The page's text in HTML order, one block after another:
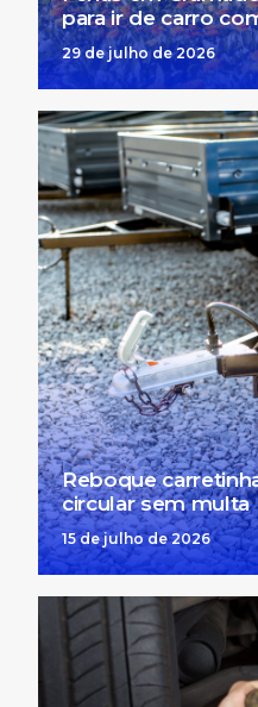
para ir de carro
29 de julho de 2026
Reboque
circular sem multa
15 de julho de 2026